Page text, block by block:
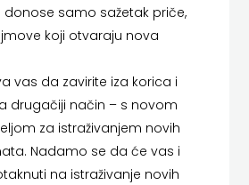
donose samo sažetak priče,
koji otvaraju nova
vas da zavirite iza korica i
drugačiji način – s novom
za istraživanjem novih
Nadamo se da će vas i
na istraživanje novih